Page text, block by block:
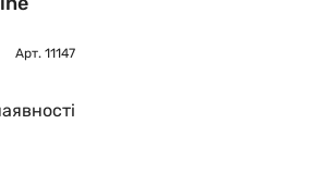
Арт. 11147